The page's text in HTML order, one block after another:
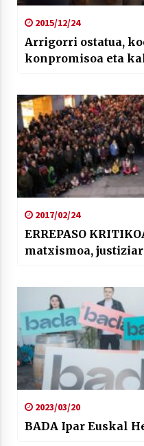
2015/12/24
Arrigorri ostatua,
konpromisoa eta
2017/02/24
ERREPASO
matxismoa,
2023/03/20
BADA Ipar Euskal